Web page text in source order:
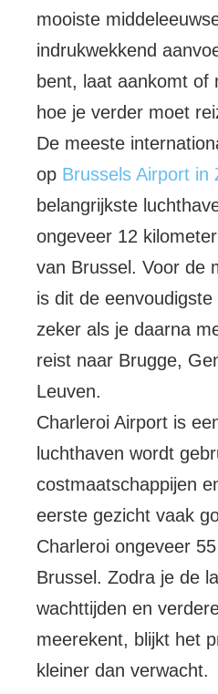
mooiste
indrukwekkend
bent, laat aankomt of
hoe je verder moet
De meeste
op Brussels Airport in
belangrijkste
ongeveer 12
van Brussel. Voor de
is dit de
zeker als je daarna
reist naar Brugge,
Leuven.
Charleroi Airport is
luchthaven wordt
costmaatschappijen
eerste gezicht vaak
Charleroi ongeveer
Brussel. Zodra je de
wachttijden en
meerekent, blijkt het
kleiner dan verwacht.